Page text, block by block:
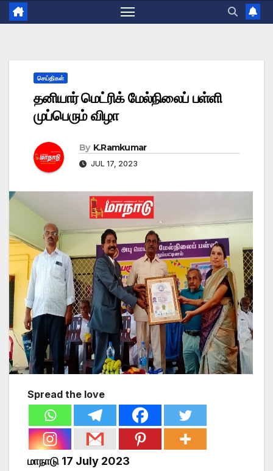
செய்திகள்
தனியார் மெட்ரிக் மேல்நிலைப் பள்ளி
முப்பெரும் விழா
By K.Ramkumar
JUL 17, 2023
Spread the love
மாநாடு 17 July 2023